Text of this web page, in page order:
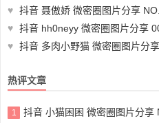
♥ 抖音 聂傲娇 微密圈图片分享
♥ 抖音 hh0neyy 微密圈图片分享
♥ 抖音 多肉小野猫 微密圈图片分享 NO.064期
热评文章
1 抖音 小猫困困 微密圈图片分享 NO.003期